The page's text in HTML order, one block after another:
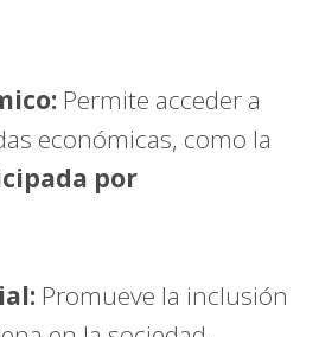
Permite acceder a
económicas, como la
por
Promueve la inclusión